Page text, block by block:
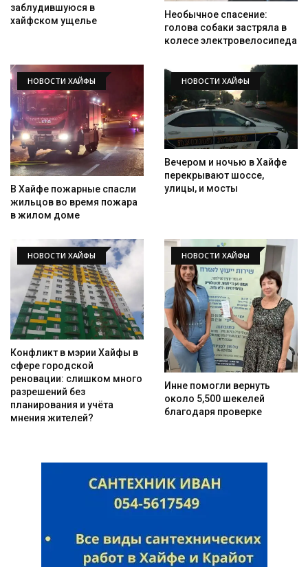
заблудившуюся в
хайфском ущелье
Необычное спасение:
голова собаки застряла в
колесе электровелосипеда
НОВОСТИ ХАЙФЫ
В Хайфе пожарные спасли
жильцов во время пожара
в жилом доме
НОВОСТИ ХАЙФЫ
Вечером и ночью в Хайфе
перекрывают шоссе,
улицы, и мосты
НОВОСТИ ХАЙФЫ
Конфликт в мэрии Хайфы в
сфере городской
реновации: слишком много
разрешений без
планирования и учёта
мнения жителей?
НОВОСТИ ХАЙФЫ
Инне помогли вернуть
около 5,500 шекелей
благодаря проверке